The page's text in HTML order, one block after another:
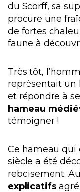
du Scorff, sa
procure une
de fortes
faune à
Très tôt,
représentait un
et répondre à
hameau
témoigner !
Ce hameau qui
siècle a été
reboisement.
explicatifs